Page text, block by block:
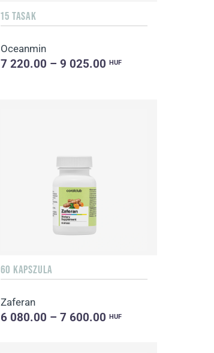
15 TASAK
Oceanmin
7 220.00 – 9 025.00HUF
60 KAPSZULA
Zaferan
6 080.00 – 7 600.00HUF